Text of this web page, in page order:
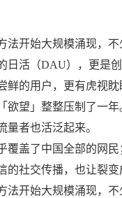
法开始大规模涌现，
日活（DAU），更是
鲜的用户，更有虎视眈
欲望」整整压制了一
量者也活泛起来。
覆盖了中国全部的网
的社交传播，也让裂变
法开始大规模涌现，